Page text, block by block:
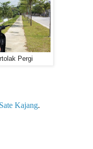
Pergi
Kajang.